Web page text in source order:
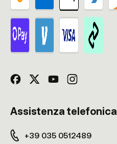
Assistenza telefonica
+39 035 0512489